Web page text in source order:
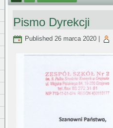
Pismo Dyrekcji
Published 26 marca 2020